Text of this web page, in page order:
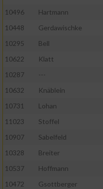
10496
Hartmann
10448
Gerdawischke
10295
Bell
10622
Klatt
10287
---
10632
Knäblein
10731
Lohan
11023
Stoffel
10907
Sabelfeld
10328
Breiter
10537
Hoffmann
10472
Gsottberger